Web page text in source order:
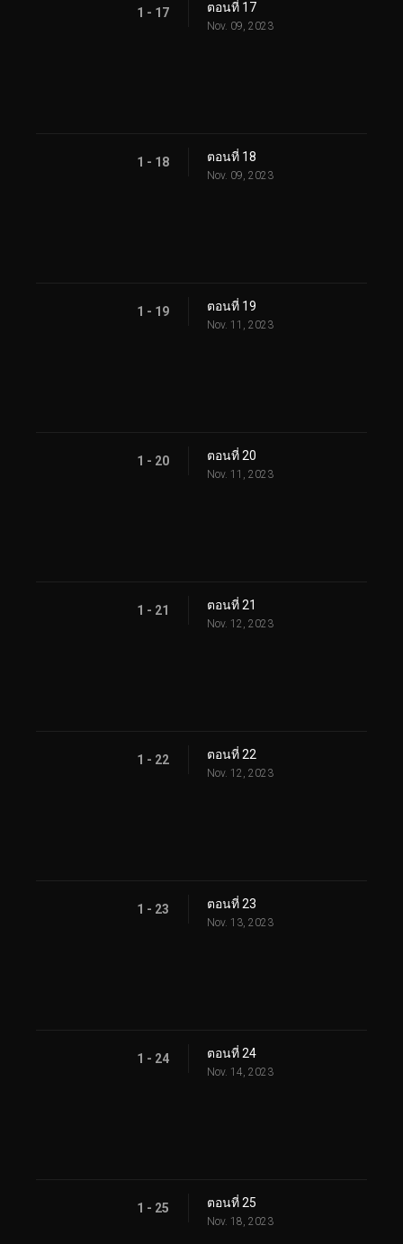
1 - 17 ตอนที่ 17
Nov. 09, 2023
1 - 18 ตอนที่ 18
Nov. 09, 2023
1 - 19 ตอนที่ 19
Nov. 11, 2023
1 - 20 ตอนที่ 20
Nov. 11, 2023
1 - 21 ตอนที่ 21
Nov. 12, 2023
1 - 22 ตอนที่ 22
Nov. 12, 2023
1 - 23 ตอนที่ 23
Nov. 13, 2023
1 - 24 ตอนที่ 24
Nov. 14, 2023
1 - 25 ตอนที่ 25
Nov. 18, 2023